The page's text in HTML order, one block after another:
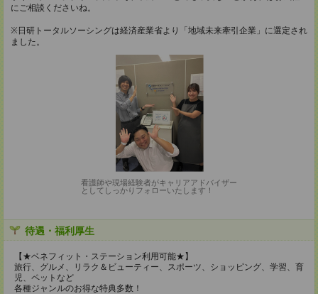
にご相談くださいね。
※日研トータルソーシングは経済産業省より「地域未来牽引企業」に選定され
ました。
看護師や現場経験者がキャリアアドバイザー
としてしっかりフォローいたします！
待遇・福利厚生
【★ベネフィット・ステーション利用可能★】
旅行、グルメ、リラク＆ビューティー、スポーツ、ショッピング、学習、育
児、ペットなど
各種ジャンルのお得な特典多数！